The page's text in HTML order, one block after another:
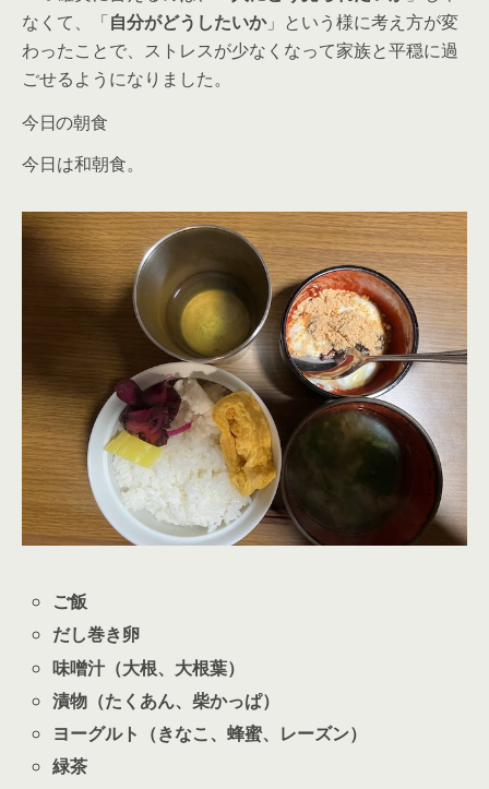
なくて、「自分がどうしたいか」という様に考え方が変
わったことで、ストレスが少なくなって家族と平穏に過
ごせるようになりました。
今日の朝食
今日は和朝食。
ご飯
だし巻き卵
味噌汁（大根、大根葉）
漬物（たくあん、柴かっぱ）
ヨーグルト（きなこ、蜂蜜、レーズン）
緑茶